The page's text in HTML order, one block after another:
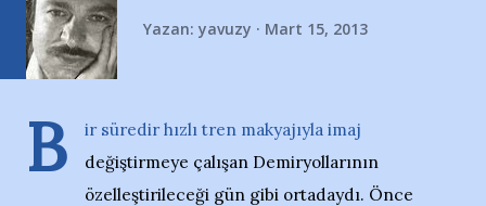
Yazan: yavuzy Mart 15, 2013
B
ir süredir hızlı tren makyajıyla imaj
değiştirmeye çalışan Demiryollarının
özelleştirileceği gün gibi ortadaydı. Önce